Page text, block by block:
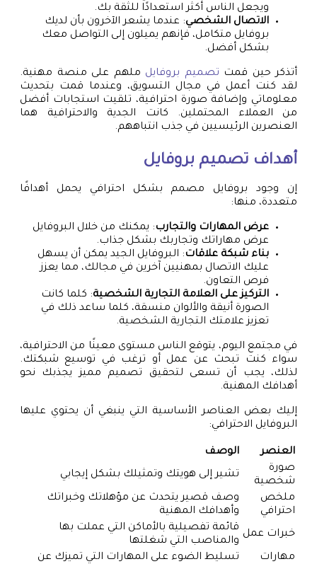
ويجعل الناس أكثر استعدادًا للثقة بك.
الاتصال الشخصي: عندما يشعر الآخرون بأن لديك
بروفايل متكامل، فإنهم يميلون إلى التواصل معك
بشكل أفضل.
أتذكر حين قمت تصميم بروفايل ملهم على منصة مهنية.
لقد كنت أعمل في مجال التسويق، وعندما قمت بتحديث
معلوماتي وإضافة صورة احترافية، تلقيت استجابات أفضل
من العملاء المحتملين. كانت الجدية والاحترافية هما
العنصرين الرئيسيين في جذب انتباههم.
أهداف تصميم بروفايل
إن وجود بروفايل مصمم بشكل احترافي يحمل أهدافًا
متعددة، منها:
عرض المهارات والتجارب: يمكنك من خلال البروفايل
عرض مهاراتك وتجاربك بشكل جذاب.
بناء شبكة علاقات: البروفايل الجيد يمكن أن يسهل
عليك الاتصال بمهنيين آخرين في مجالك، مما يعزز
فرص التعاون.
التركيز على العلامة التجارية الشخصية: كلما كانت
الصورة أنيقة والألوان منسقة، كلما ساعد ذلك في
تعزيز علامتك التجارية الشخصية.
في مجتمع اليوم، يتوقع الناس مستوى معينًا من الاحترافية،
سواء كنت تبحث عن عمل أو ترغب في توسيع شبكتك.
لذلك، يجب أن تسعى لتحقيق تصميم مميز يجذبك نحو
أهدافك المهنية.
إليك بعض العناصر الأساسية التي ينبغي أن يحتوي عليها
البروفايل الاحترافي:
العنصر
الوصف
صورة
شخصية
تشير إلى هويتك وتمثيلك بشكل إيجابي
ملخص
احترافي
وصف قصير يتحدث عن مؤهلاتك وخبراتك
وأهدافك المهنية
خبرات عمل
قائمة تفصيلية بالأماكن التي عملت بها
والمناصب التي شغلتها
مهارات
تسليط الضوء على المهارات التي تميزك عن